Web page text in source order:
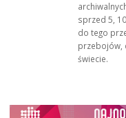
sprzed 5,
do tego
przebojów,
świecie.